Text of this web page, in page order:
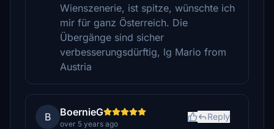
Wienszenerie, ist spitze, wünschte ich
mir für ganz Österreich. Die
Übergänge sind sicher
verbesserungsdürftig, lg Mario from
Austria
B BoernieG
over 5 years ago
Reply